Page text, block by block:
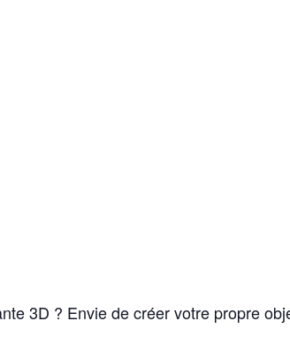
3D ? Envie de créer votre propre